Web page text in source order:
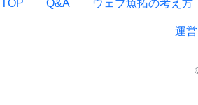
TOP Q&A ウェブ魚拓の考え方
運